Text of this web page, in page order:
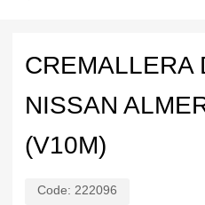
CREMALLERA
NISSAN
(V10M)
Code: 222096